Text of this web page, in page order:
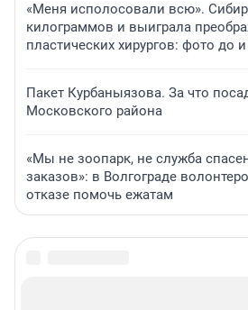
«Меня исполосовали всю».
килограммов и выиграла
пластических хирургов: фото до
Пакет Курбаныязова. За что
Московского района
«Мы не зоопарк, не служба
заказов»: в Волгограде
отказе помочь ежатам